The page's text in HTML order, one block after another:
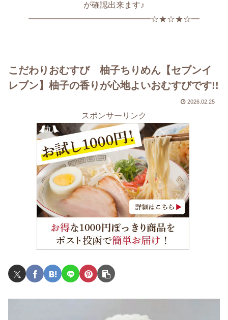
が確認出来ます♪
━━━━━━━━━━━━━━━☆★☆★☆━
こだわりおむすび 柚子ちりめん【セブンイ
レブン】柚子の香りが心地よいおむすびです!!
2026.02.25
スポンサーリンク